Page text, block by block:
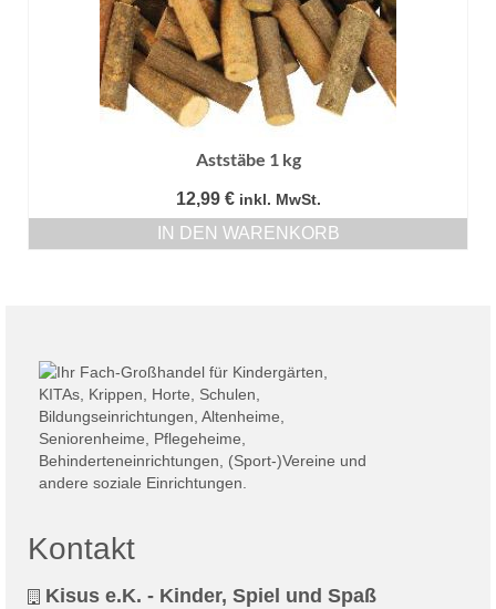
Aststäbe 1 kg
12,99 € inkl. MwSt.
IN DEN WARENKORB
Kontakt
Kisus e.K. - Kinder, Spiel und Spaß